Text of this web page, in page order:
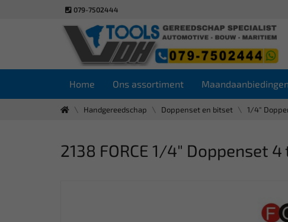
079-7502444
Home Ons assortiment Maandaanbiedingen
Handgereedschap Doppenset en bitset 1/4"
2138 FORCE 1/4" Doppenset